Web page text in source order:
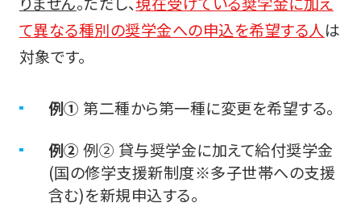
て異なる種別の奨学金への申込を希望する人は
対象です。
例① 第二種から第一種に変更を希望する。
例② 例② 貸与奨学金に加えて給付奨学金
(国の修学支援新制度※多子世帯への支援
含む)を新規申込する。